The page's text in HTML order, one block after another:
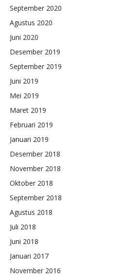
September 2020
Agustus 2020
Juni 2020
Desember 2019
September 2019
Juni 2019
Mei 2019
Maret 2019
Februari 2019
Januari 2019
Desember 2018
November 2018
Oktober 2018
September 2018
Agustus 2018
Juli 2018
Juni 2018
Januari 2017
November 2016